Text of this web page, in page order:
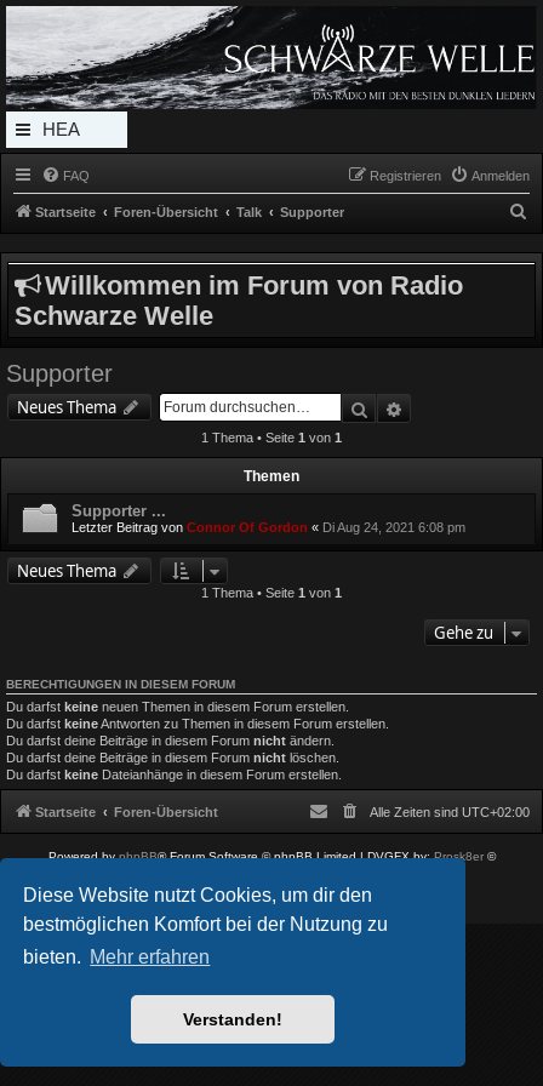
Diese Website nutzt Cookies, um dir den
bestmöglichen Komfort bei der Nutzung zu
bieten. Mehr erfahren
Verstanden!
Radio Schwarze Welle Forum
Das Radio mit den Besten Dunklen Liedern
HEA
DERL
MEN
U
FAQ Anmelden
Registrieren
Startseite Foren-Übersicht Talk Supporter
c
Willkommen im Forum von Radio
Schwarze Welle
Supporter
Neues Thema Suche
1 Thema • Seite 1 von 1
Themen
Supporter ...
Letzter Beitrag von Connor Of Gordon « Di Aug 24, 2021 6:08 pm
Neues Thema
1 Thema • Seite 1 von 1
Gehe zu
BERECHTIGUNGEN IN DIESEM FORUM
Du darfst keine neuen Themen in diesem Forum erstellen.
Du darfst keineAntworten zu Themen in diesem Forum erstellen.
Du darfst deine Beiträge in diesem Forum nicht ändern.
Du darfst deine Beiträge in diesem Forum nicht löschen.
Du darfst keine Dateianhänge in diesem Forum erstellen.
Startseite Foren-Übersicht Alle Zeiten sind UTC+02:00
Powered byphpBB® Forum Software © phpBB Limited| DVGFX by:Prosk8er©
Datenschutz|Nutzungsbedingungen